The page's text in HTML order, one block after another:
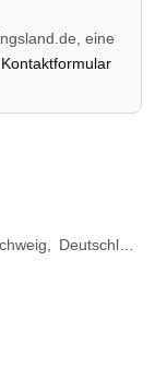
eine
Kontaktformular
Deutschland